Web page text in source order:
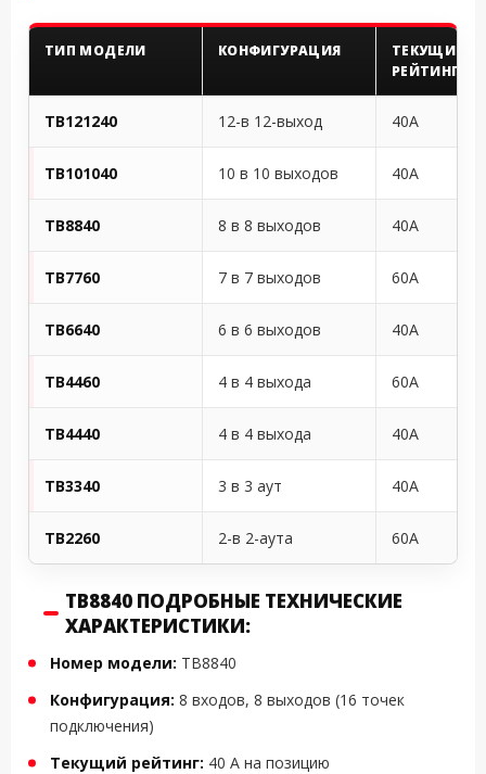
ТИП МОДЕЛИ КОНФИГУРАЦИЯ
ТЕКУЩИЙ
РЕЙТИНГ
TB121240 12-в 12-выход 40A
TB101040 10 в 10 выходов 40A
TB8840 8 в 8 выходов 40A
TB7760 7 в 7 выходов 60A
TB6640 6 в 6 выходов 40A
TB4460 4 в 4 выхода 60A
TB4440 4 в 4 выхода 40A
TB3340 3 в 3 аут 40A
TB2260 2-в 2-аута 60A
TB8840 ПОДРОБНЫЕ ТЕХНИЧЕСКИЕ
ХАРАКТЕРИСТИКИ:
Номер модели: TB8840
Конфигурация: 8 входов, 8 выходов (16 точек
подключения)
Текущий рейтинг: 40 А на позицию